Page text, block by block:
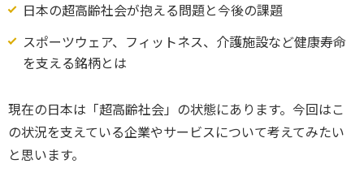
日本の超高齢社会が抱える問題と今後の課題
スポーツウェア、フィットネス、介護施設など健康寿命
を支える銘柄とは
現在の日本は「超高齢社会」の状態にあります。今回はこ
の状況を支えている企業やサービスについて考えてみたい
と思います。